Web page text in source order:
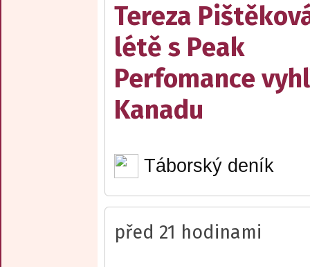
Tereza
létě s Peak
Perfomance
Kanadu
Táborský deník
před 21 hodinami